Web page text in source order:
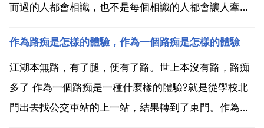
而過的人都會相識，也不是每個相識的人都會讓人牽
有錯過 即使你說過我出現在錯的時間裡 也許曾經我們
都忘了自己，體會那份真摯的愛情。只是有一段感情再
也不可...
作為路痴是怎樣的體驗，作為一個路痴是怎樣的體驗
江湖本無路，有了腿，便有了路。世上本沒有路，路痴
多了 作為一個路痴是一種什麼樣的體驗?就是從學校北
門出去找公交車站的上一站，結果轉到了東門。作為一